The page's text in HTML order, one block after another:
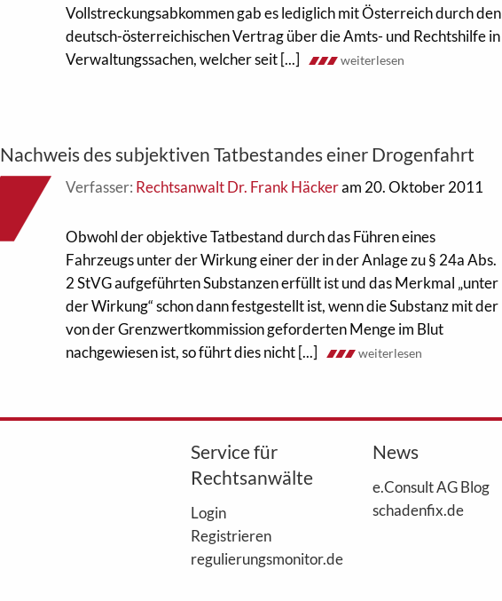
Voll­streckungsabkommen gab es lediglich mit Österreich durch den
deutsch-österreichi­schen Vertrag über die Amts- und Rechts­hilfe in
Verwaltungssachen, wel­cher seit [...]
weiterlesen
Nachweis des subjektiven Tatbestandes einer Drogenfahrt
Verfasser: Rechtsanwalt Dr. Frank Häckeram 20. Oktober 2011
Obwohl der objektive Tatbestand durch das Führen eines
Fahrzeugs unter der Wirkung einer der in der Anlage zu § 24a Abs.
2 StVG aufgeführten Substanzen erfüllt ist und das Merkmal „unter
der Wirkung“ schon dann festgestellt ist, wenn die Substanz mit der
von der Grenzwertkommission geforderten Menge im Blut
nachgewiesen ist, so führt dies nicht [...]
weiterlesen
Service für
Rechtsanwälte
Login
Registrieren
regulierungsmonitor.de
News
e.Consult AG Blog
schadenfix.de